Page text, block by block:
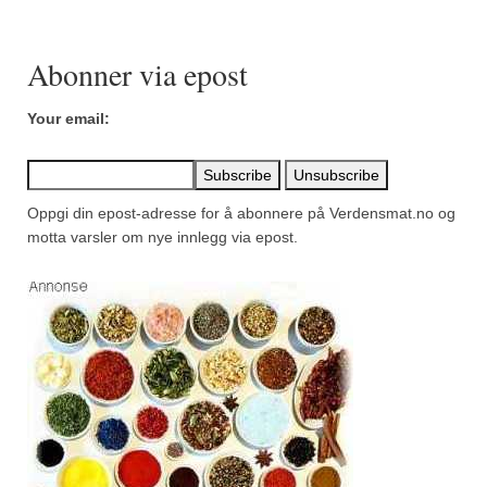
Norsk fjordkrydder
Paprikapulver, pikant
Parisisk pepper
Purreløk (tørket)
Quatre épices
Rosépepper
Salvie
Abonner via epost
Your email:
Oppgi din epost-adresse for å abonnere på Verdensmat.no og
motta varsler om nye innlegg via epost.